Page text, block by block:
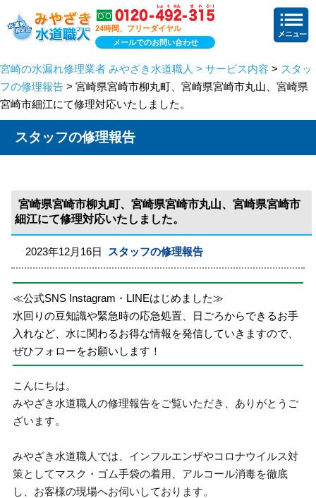
24時間、フリーダイヤル
メールでのお問い合わせ
宮崎の水漏れ修理業者 みやざき水道職人 > サービス内容 > スタッ
フの修理報告 > 宮崎県宮崎市柳丸町、宮崎県宮崎市丸山、宮崎県
宮崎市細江にて修理対応いたしました。
スタッフの修理報告
宮崎県宮崎市柳丸町、宮崎県宮崎市丸山、宮崎県宮崎市
細江にて修理対応いたしました。
2023年12月16日 スタッフの修理報告
≪公式SNS Instagram・LINEはじめました≫
水回りの豆知識や緊急時の応急処置、日ごろからできるお手
入れなど、水に関わるお得な情報を発信していきますので、
ぜひフォローをお願いします！
こんにちは。
みやざき水道職人の修理報告をご覧いただき、ありがとうご
ざいます。
みやざき水道職人では、インフルエンザやコロナウイルス対
策としてマスク・ゴム手袋の着用、アルコール消毒を徹底
し、お客様の現場へお伺いしております。